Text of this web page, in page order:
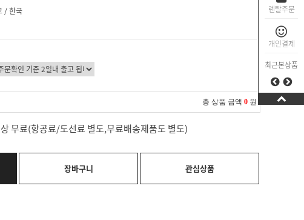
렌탈주문
개인결제
최근본상품
/ 한국
총 상품 금액 0 원
무료(항공료/도선료 별도,무료배송제품도 별도)
장바구니 관심상품